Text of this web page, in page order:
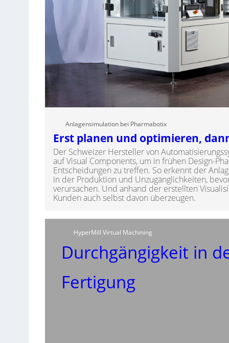
Anlagensimulation bei Pharmabotix
Erst planen und optimieren,
Der Schweizer Hersteller von
auf Visual Components, um in frühen Design-
Entscheidungen zu treffen. So erkennt der
in der Produktion und Unzugänglichkeiten,
verursachen. Und anhand der erstellten
Kunden auch selbst davon überzeugen.
HyperMill Virtual Machining
Durchgängigkeit in
Fertigung